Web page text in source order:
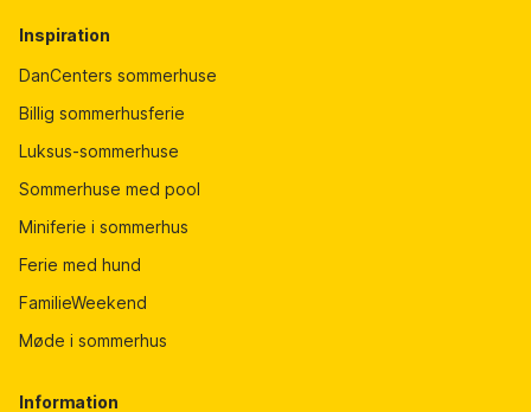
Inspiration
DanCenters sommerhuse
Billig sommerhusferie
Luksus-sommerhuse
Sommerhuse med pool
Miniferie i sommerhus
Ferie med hund
FamilieWeekend
Møde i sommerhus
Information